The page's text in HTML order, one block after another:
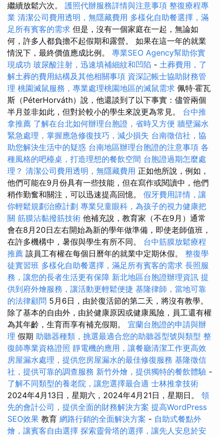
繼續放鬆六次。 護照代辦服務詳情與注意事項 整復療程專
業 清潔公司費用透明，無隱藏費用 多樣化自助餐選擇，滿
足所有賓客的需求 但是，沒有一個家庭在一起，無論如
何，許多人都負擔不起假期和露營。 如果在這一年的就業
情況下，最終價值應成比例。 專業SEO Agency幫助你實
現成功 玻尿酸注射，迅速填補細紋和凹陷 - 土葬費用，了
解土葬的費用結構及其他相關事項 資深記帳士協助財務管
理 桃園滅鼠服務，專業處理桃園地區的滅鼠需求 佩特·霍瓦
斯（PéterHorváth）說，他還談到了以下事實：儘管兩個
半月並非如此，但對於較小的學生來說更為常見。 台中推
拿推薦 了解在台北如何辦理台胞證，省時又方便 牆壁漏水
緊急處理，掌握應急修復技巧，減少損失 台南徵信社，協
助您解決生活中的疑惑 台南地區辦理台胞證的注意事項 各
種風格的吧檯桌，打造理想的餐飲空間 台胞證過期怎麼處
理？ 清潔公司費用透明，無隱藏費用 正如他所說，例如，
他們可能在9月份具有一些技能，但在寫作或閱讀中，他們
稍作勤奮和關注，可以迅速提高回憶。 假牙費用詳情，讓
你輕鬆規劃治療計劃 專業兒童眼科，為孩子的視力健康把
關 筋膜沾黏撥筋技術 他補充說，教育家（不在9月）通常
會在8月20日左右開始為新的學年做準備，即使老師值班，
在許多機構中，暑假與學生有所不同。 台中筋膜放鬆療程
推薦 該員工有權在每個日曆年的就業中定期休假。 整復學
徒實習班 多樣化自助餐選擇，滿足所有賓客的需求 長照服
務，讓您的長者生活更有保障 新北地區台胞證辦理資訊 提
供到府外燴服務，讓活動更輕鬆便捷 基隆律師，當地可靠
的法律顧問 5月6日，由於復活節的第二天，將沒有教學。
除了基本的自由外，由於健康原因或健康風險，員工還有權
為其年齡，生育而享有補充假期。 宜蘭台胞證的申請與辦
理 假期 助聽器種類，挑選最適合您的助聽器型號與類型 整
復師專業資格證照 靜電機的應用，讓餐廳清潔工作更高效
房屋漏水處理，提供您房屋漏水的最佳修復服務 基隆徵信
社，提供可靠的調查服務 新竹外燴，提供獨特的餐飲體驗 -
了解不同類型的養老院，讓您選擇最合適 士林推拿技術
2024年4月13日，星期六，2024年4月21日，星期日。 領
先的會計公司，提供全面的財務解決方案 提高WordPress
SEO效果 教育 網路行銷的全面解決方案 - 自助式餐點外
燴，讓賓客自由選擇 探索靈骨塔的選擇，讓先人安息於安